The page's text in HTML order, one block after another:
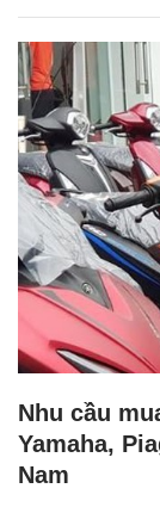
Nhu cầu
Yamaha,
Nam